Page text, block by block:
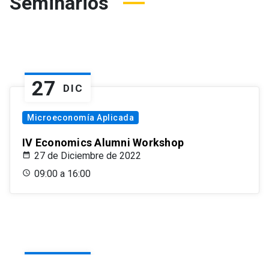
27 DIC
Microeconomía Aplicada
IV Economics Alumni Workshop
27 de Diciembre de 2022
09:00 a 16:00